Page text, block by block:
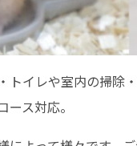
トイレや室内の掃除
ス対応。